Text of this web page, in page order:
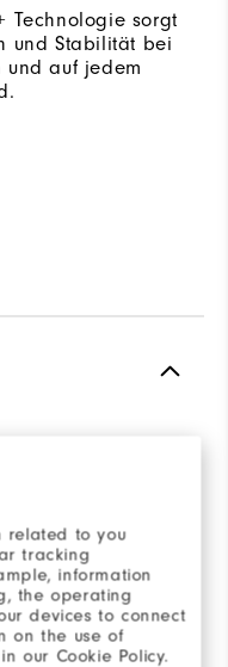
related to you
tracking
information
the operating
devices to connect
on the use of
our Cookie Policy.
Technologie sorgt
und Stabilität bei
auf jedem